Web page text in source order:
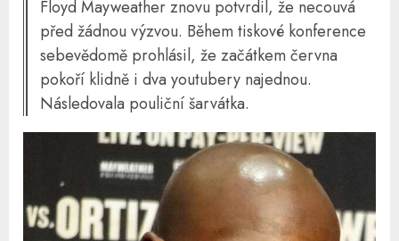
Floyd Mayweather znovu potvrdil, že necouvá
před žádnou výzvou. Během tiskové konference
sebevědomě prohlásil, že začátkem června
pokoří klidně i dva youtubery najednou.
Následovala pouliční šarvátka.